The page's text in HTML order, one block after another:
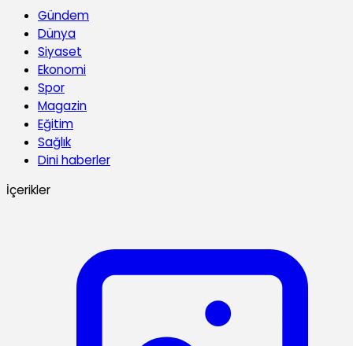
Gündem
Dünya
Siyaset
Ekonomi
Spor
Magazin
Eğitim
Sağlık
Dini haberler
İçerikler